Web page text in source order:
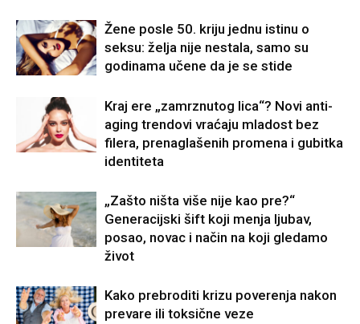
Žene posle 50. kriju jednu istinu o
seksu: želja nije nestala, samo su
godinama učene da je se stide
Kraj ere „zamrznutog lica“? Novi anti-
aging trendovi vraćaju mladost bez
filera, prenaglašenih promena i gubitka
identiteta
„Zašto ništa više nije kao pre?“
Generacijski šift koji menja ljubav,
posao, novac i način na koji gledamo
život
Kako prebroditi krizu poverenja nakon
prevare ili toksične veze